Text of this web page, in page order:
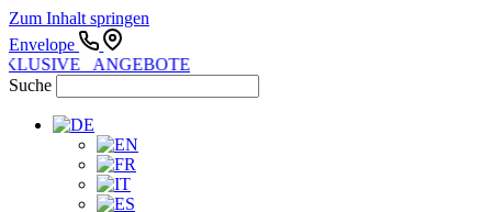
Zum Inhalt springen
Envelope
ANGEBOTE
Suche